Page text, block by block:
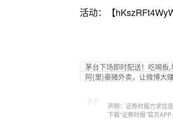
活动：【
茅台下场即时配送！吃喝板
阿{里}豪赌外卖，让微博大
声明：证券时报力求信
下载“证券时报”官方